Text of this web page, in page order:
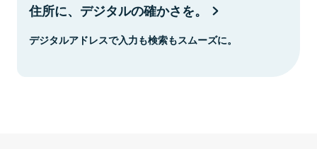
住所に、デジタルの確かさを。
デジタルアドレスで入力も検索もスムーズに。